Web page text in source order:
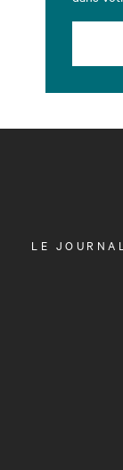
OUVRIR
LE JOURNAL